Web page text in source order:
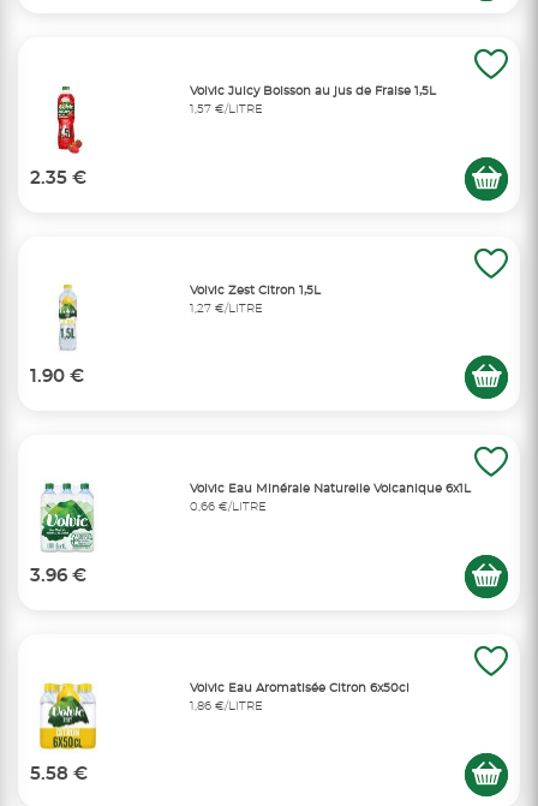
Volvic Juicy Boisson au jus de Fraise 1,5L
1,57 €/LITRE
2.35 €
Volvic Zest Citron 1,5L
1,27 €/LITRE
1.90 €
Volvic Eau Minérale Naturelle Volcanique 6x1L
0,66 €/LITRE
3.96 €
Volvic Eau Aromatisée Citron 6x50cl
1,86 €/LITRE
5.58 €